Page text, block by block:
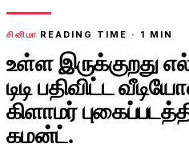
சினிமா READING TIME · 1 MIN
உள்ள இருக்குறது
டிடி பதிவிட்ட
கிளாமர்
கமன்ட்.